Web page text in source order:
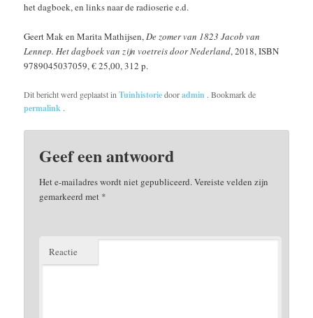
het dagboek, en links naar de radioserie e.d.
Geert Mak en Marita Mathijsen,De zomer van 1823 Jacob van
Lennep. Het dagboek van zijn voetreis door Nederland, 2018, ISBN
9789045037059, € 25,00, 312 p.
Dit bericht werd geplaatst inTuinhistoriedooradmin . Bookmark de
permalink .
Geef een antwoord
Het e-mailadres wordt niet gepubliceerd.Vereiste velden zijn
gemarkeerd met *
Reactie